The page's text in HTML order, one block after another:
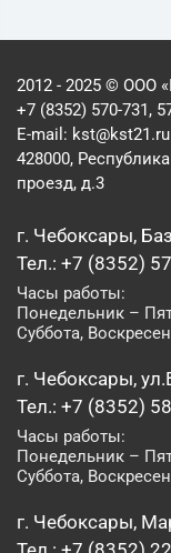
2012 - 2025 © ООО
+7 (8352) 570-731,
E-mail: kst@kst21.ru
428000,
проезд, д.3
г. Чебоксары,
Тел.: +7 (8352)
Часы работы:
Понедельник –
Суббота,
г. Чебоксары,
Тел.: +7 (8352)
Часы работы:
Понедельник –
Суббота,
г. Чебоксары,